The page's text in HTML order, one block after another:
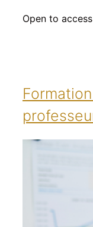
Open to